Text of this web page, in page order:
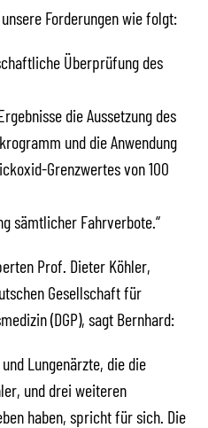
Forderungen wie folgt:
Überprüfung des
die Aussetzung des
und die Anwendung
Grenzwertes von 100
sämtlicher Fahrverbote.“
Prof. Dieter Köhler,
Gesellschaft für
(DGP), sagt Bernhard:
Lungenärzte, die die
und drei weiteren
haben, spricht für sich. Die